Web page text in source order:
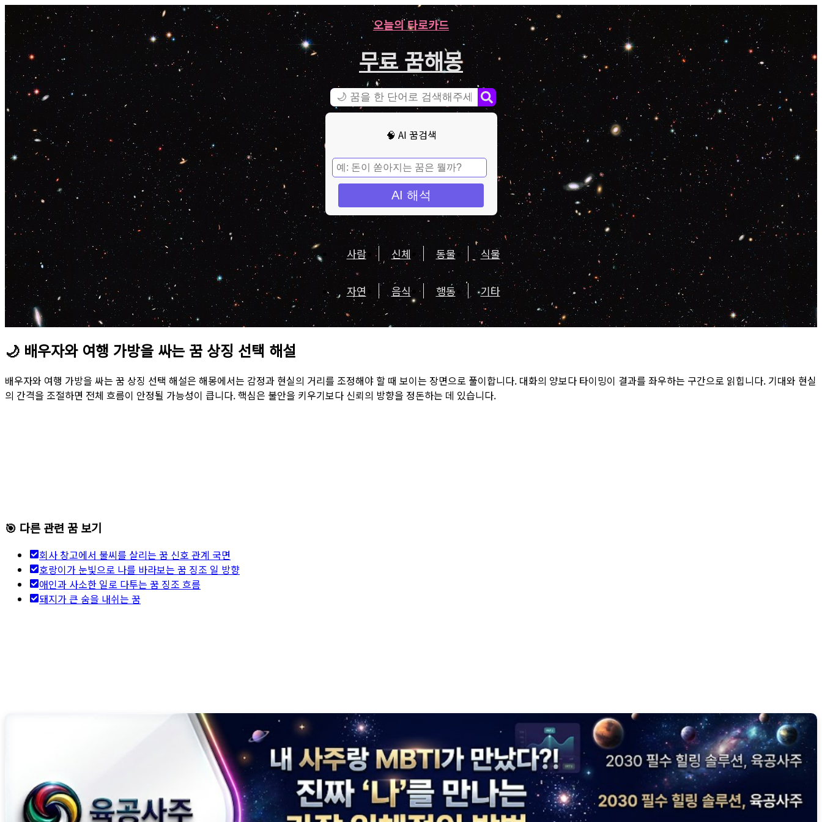
오늘의 타로카드
무료 꿈해몽
🧠 AI 꿈검색
AI 해석
사람 신체 동물 식물
자연 음식 행동 기타
🌙 배우자와 여행 가방을 싸는 꿈 상징 선택 해설
배우자와 여행 가방을 싸는 꿈 상징 선택 해설은 해몽에서는 감정과 현실의 거리를 조정해야 할 때 보이는 장면으로 풀이합니다. 대화의 양보다 타이밍이 결과를 좌우하는 구간으로 읽힙니다. 기대와 현실
의 간격을 조절하면 전체 흐름이 안정될 가능성이 큽니다. 핵심은 불안을 키우기보다 신뢰의 방향을 정돈하는 데 있습니다.
🎯 다른 관련 꿈 보기
회사 창고에서 불씨를 살리는 꿈 신호 관계 국면
호랑이가 눈빛으로 나를 바라보는 꿈 징조 일 방향
애인과 사소한 일로 다투는 꿈 징조 흐름
돼지가 큰 숨을 내쉬는 꿈